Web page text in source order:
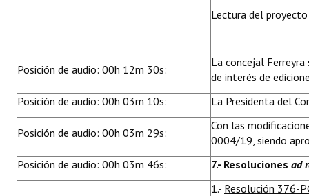
Lectura del
Posición de audio: 00h 12m 30s:
La concejal
de interés de
Posición de audio: 00h 03m 10s:
La Presidenta del
Posición de audio: 00h 03m 29s:
Con las
0004/19, siendo
Posición de audio: 00h 03m 46s:
7.- Resoluciones ad
1.- Resolución 376-